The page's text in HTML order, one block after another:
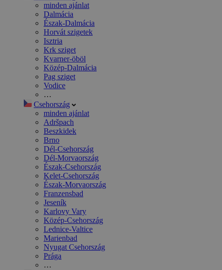
minden ajánlat
Dalmácia
Észak-Dalmácia
Horvát szigetek
Isztria
Krk sziget
Kvarner-öböl
Közép-Dalmácia
Pag sziget
Vodice
…
Csehország
minden ajánlat
Adršpach
Beszkidek
Brno
Dél-Csehország
Dél-Morvaország
Észak-Csehország
Kelet-Csehország
Észak-Morvaország
Franzensbad
Jeseník
Karlovy Vary
Közép-Csehország
Lednice-Valtice
Marienbad
Nyugat Csehország
Prága
…